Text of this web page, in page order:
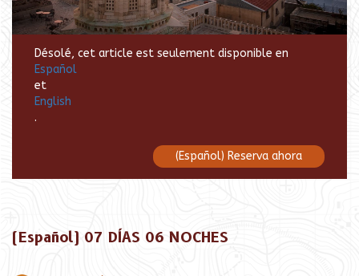
Désolé, cet article est seulement disponible en
Español
et
English
.
(Español) Reserva ahora
(Español) 07 DÍAS 06 NOCHES